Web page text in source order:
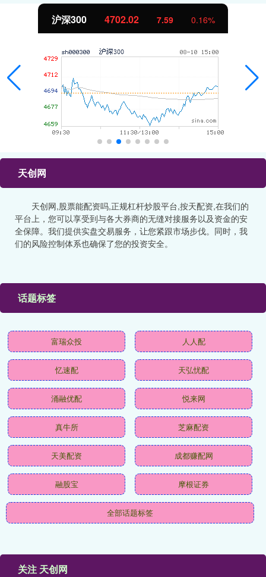
北证50 1122.88 -11.37
天创网
天创网,股票能配资吗,正规杠杆炒股平台,按天配资,在我们的
平台上，您可以享受到与各大券商的无缝对接服务以及资金的安
全保障。我们提供实盘交易服务，让您紧跟市场步伐。同时，我
们的风险控制体系也确保了您的投资安全。
话题标签
富瑞众投 人人配
忆速配 天弘忧配
涌融优配 悦来网
真牛所 芝麻配资
天美配资 成都赚配网
融股宝 摩根证券
全部话题标签
关注 天创网